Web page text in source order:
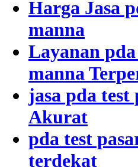
Harga Jasa
manna
Layanan
manna
jasa pda test
Akurat
pda test
terdekat